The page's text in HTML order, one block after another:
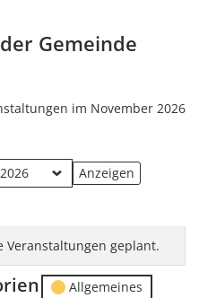
Gemeinde
im November 2026
Veranstaltungen geplant.
Allgemeines